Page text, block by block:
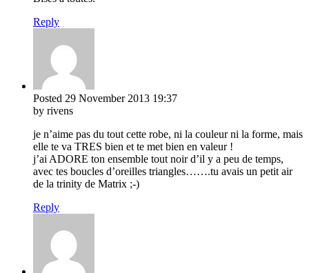
Reply
Posted 29 November 2013 19:37
by rivens
je n’aime pas du tout cette robe, ni la couleur ni la forme, mais
elle te va TRES bien et te met bien en valeur !
j’ai ADORE ton ensemble tout noir d’il y a peu de temps,
avec tes boucles d’oreilles triangles…….tu avais un petit air
de la trinity de Matrix ;-)
Reply